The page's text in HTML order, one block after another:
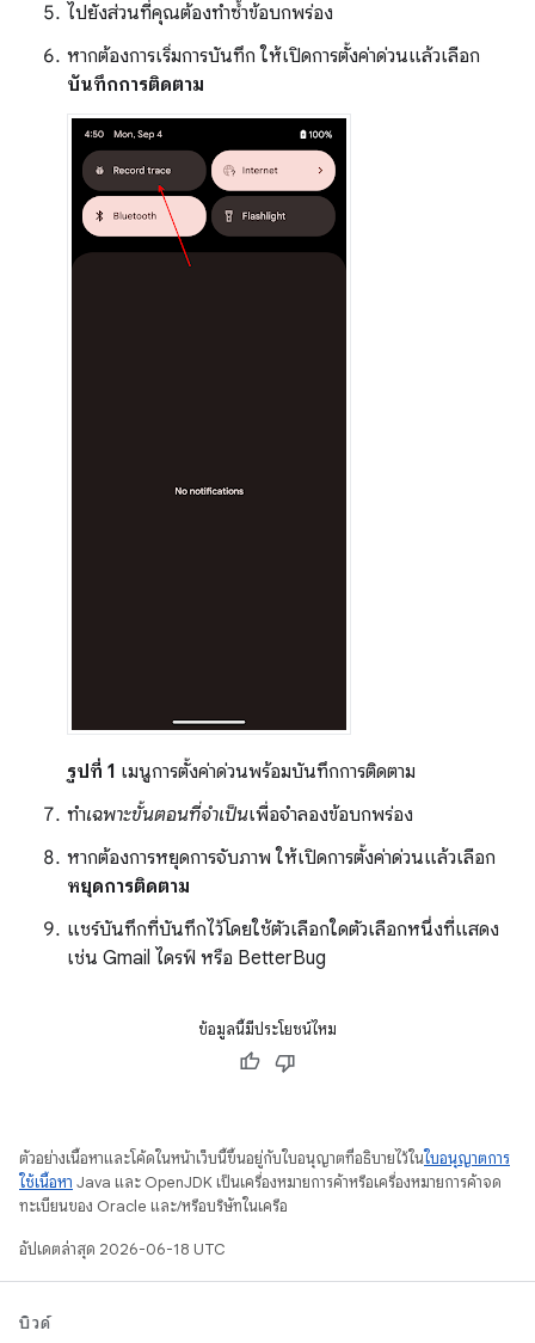
ไปยังส่วนที่คุณต้องทำซ้ำข้อบกพร่อง
หากต้องการเริ่มการบันทึก ให้เปิดการตั้งค่าด่วนแล้วเลือก
บันทึกการติดตาม
รูปที่ 1 เมนูการตั้งค่าด่วนพร้อมบันทึกการติดตาม
ทำเฉพาะขั้นตอนที่จำเป็นเพื่อจำลองข้อบกพร่อง
หากต้องการหยุดการจับภาพ ให้เปิดการตั้งค่าด่วนแล้วเลือก
หยุดการติดตาม
แชร์บันทึกที่บันทึกไว้โดยใช้ตัวเลือกใดตัวเลือกหนึ่งที่แสดง
เช่น Gmail ไดรฟ์ หรือ BetterBug
ข้อมูลนี้มีประโยชน์ไหม
ตัวอย่างเนื้อหาและโค้ดในหน้าเว็บนี้ขึ้นอยู่กับใบอนุญาตที่อธิบายไว้ในใบอนุญาตการ
ใช้เนื้อหา Java และ OpenJDK เป็นเครื่องหมายการค้าหรือเครื่องหมายการค้าจด
ทะเบียนของ Oracle และ/หรือบริษัทในเครือ
อัปเดตล่าสุด 2026-06-18 UTC
บิวด์